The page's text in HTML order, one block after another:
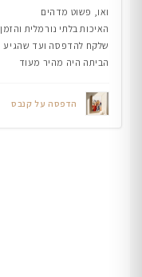
ואו, פשוט מדהים
האיכות בלתי נורמלית והזמן
שלקח להדפסה ועד שהגיע
הביתה היה מהיר מעוד
הדפסה על קנבס